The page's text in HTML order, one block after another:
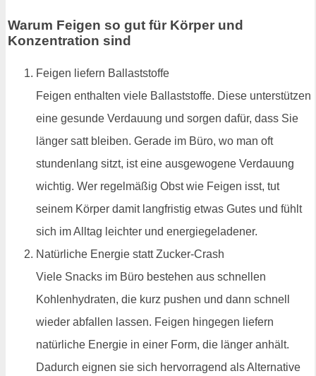
Warum Feigen so gut für Körper und
Konzentration sind
Feigen liefern Ballaststoffe
Feigen enthalten viele Ballaststoffe. Diese unterstützen
eine gesunde Verdauung und sorgen dafür, dass Sie
länger satt bleiben. Gerade im Büro, wo man oft
stundenlang sitzt, ist eine ausgewogene Verdauung
wichtig. Wer regelmäßig Obst wie Feigen isst, tut
seinem Körper damit langfristig etwas Gutes und fühlt
sich im Alltag leichter und energiegeladener.
Natürliche Energie statt Zucker-Crash
Viele Snacks im Büro bestehen aus schnellen
Kohlenhydraten, die kurz pushen und dann schnell
wieder abfallen lassen. Feigen hingegen liefern
natürliche Energie in einer Form, die länger anhält.
Dadurch eignen sie sich hervorragend als Alternative